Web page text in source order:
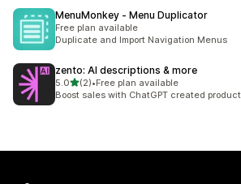
MenuMonkey ‑ Menu Duplicator
Free plan available
Duplicate and Import Navigation Menus
zento: AI descriptions & more
5.0별 5개 중
(2)
총 리뷰 2개
•Free plan available
Boost sales with ChatGPT created